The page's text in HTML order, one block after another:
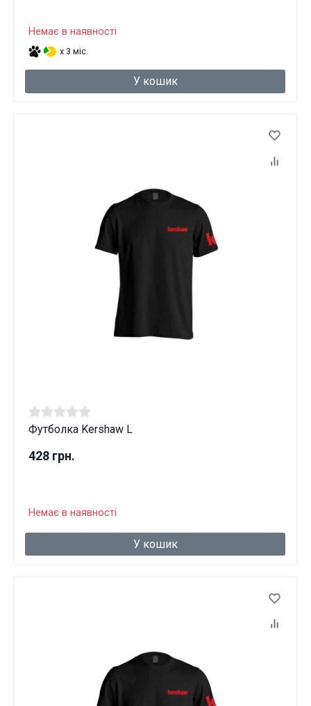
Немає в наявності
x 3 міс.
У кошик
Футболка Kershaw L
428 грн.
Немає в наявності
У кошик